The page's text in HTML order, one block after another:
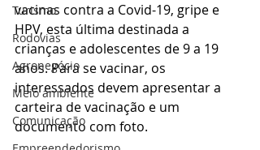
Turismo
Rodovias
Agronegócio
Meio ambiente
Comunicação
vacinas contra a Covid-19, gripe e
HPV, esta última destinada a
crianças e adolescentes de 9 a 19
anos. Para se vacinar, os
interessados devem apresentar a
carteira de vacinação e um
documento com foto.